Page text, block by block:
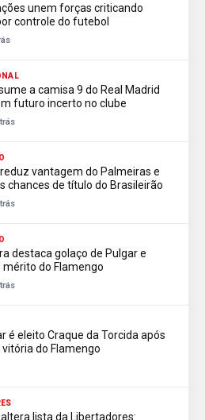
unem forças criticando
controle do futebol
a camisa 9 do Real Madrid
futuro incerto no clube
vantagem do Palmeiras e
chances de título do Brasileirão
destaca golaço de Pulgar e
mérito do Flamengo
é eleito Craque da Torcida após
do Flamengo
lista da Libertadores: